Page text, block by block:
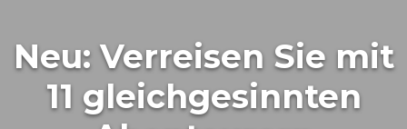
Neu: Verreisen Sie mit
11 gleichgesinnten